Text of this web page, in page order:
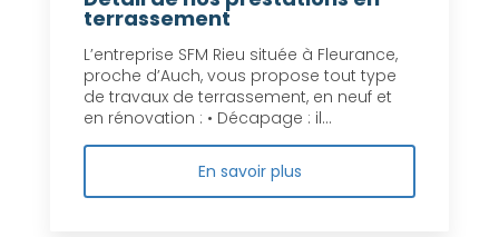
terrassement
L’entreprise SFM Rieu située à Fleurance,
proche d’Auch, vous propose tout type
de travaux de terrassement, en neuf et
en rénovation : • Décapage : il...
En savoir plus